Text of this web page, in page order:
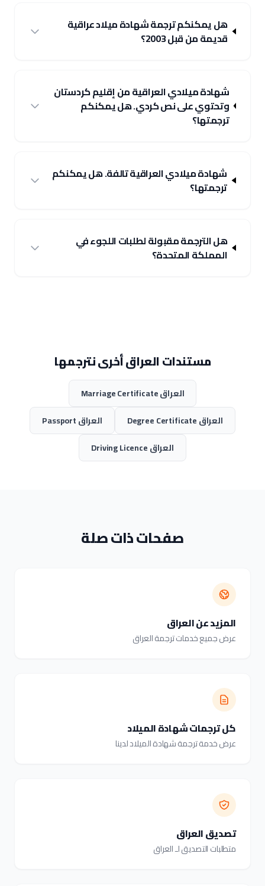
هل يمكنكم ترجمة شهادة ميلاد عراقية
قديمة من قبل 2003؟
شهادة ميلادي العراقية من إقليم كردستان
وتحتوي على نص كردي. هل يمكنكم
ترجمتها؟
شهادة ميلادي العراقية تالفة. هل يمكنكم
ترجمتها؟
هل الترجمة مقبولة لطلبات اللجوء في
المملكة المتحدة؟
مستندات العراق أخرى نترجمها
العراق Marriage Certificate
العراق Degree Certificate
العراق Passport
العراق Driving Licence
صفحات ذات صلة
المزيد عن العراق
عرض جميع خدمات ترجمة العراق
كل ترجمات شهادة الميلاد
عرض خدمة ترجمة شهادة الميلاد لدينا
تصديق العراق
متطلبات التصديق لـ العراق